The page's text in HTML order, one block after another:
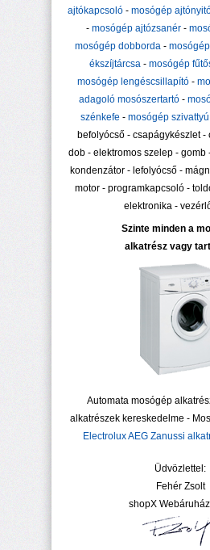
ajtókapcsoló - mosógép
- mosógép ajtózsanér-
mosógép dobborda-
ékszíjtárcsa- mosógép
mosógép lengéscsillapító -
adagoló mosószertartó -
szénkefe - mosógép szivattyú
befolyócső - csapágykészlet -
dob - elektromos szelep - gomb
kondenzátor - lefolyócső -
motor - programkapcsoló -
elektronika -
Szinte minden a
alkatrész vagy
Automata mosógép
alkatrészek kereskedelme -
Electrolux AEG Zanussi
Üdvözlettel:
Fehér Zsolt
shopX